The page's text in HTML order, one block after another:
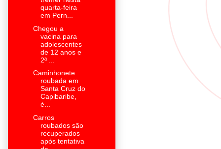
quarta-feira
em Pern...
Chegou a
vacina para
adolescentes
de 12 anos e
2ª ...
Caminhonete
roubada em
Santa Cruz do
Capibaribe,
é...
Carros
roubados são
recuperados
após tentativa